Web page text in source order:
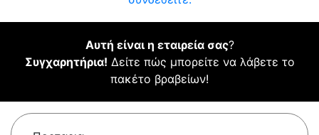
Αυτή είναι η εταιρεία σας?
Συγχαρητήρια! Δείτε πώς μπορείτε να λάβετε το
πακέτο βραβείων!